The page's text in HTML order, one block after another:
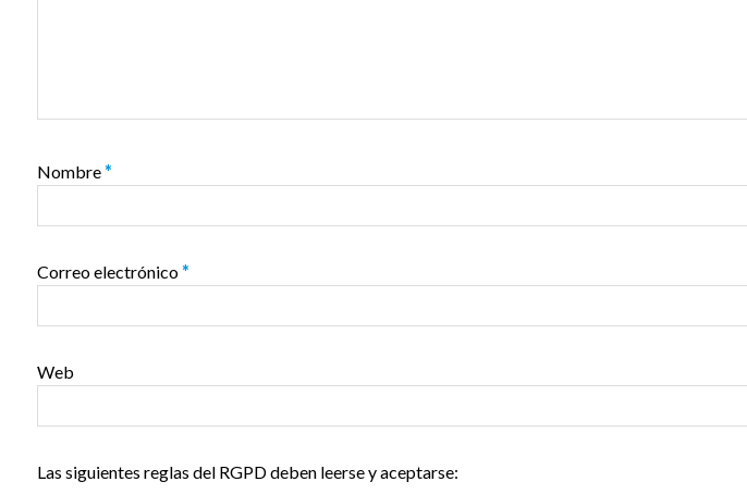
Nombre*
Correo electrónico*
Web
Las siguientes reglas del RGPD deben leerse y aceptarse: